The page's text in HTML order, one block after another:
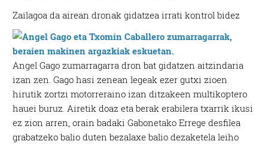
Zailagoa da airean dronak gidatzea irrati kontrol bidez
Angel Gago zumarragarra dron bat gidatzen aitzindaria
izan zen. Gago hasi zenean legeak ezer gutxi zioen
hirutik zortzi motorreraino izan ditzakeen multikoptero
hauei buruz. Airetik doaz eta berak erabilera txarrik ikusi
ez zion arren, orain badaki Gabonetako Errege desfilea
grabatzeko balio duten bezalaxe balio dezaketela leiho